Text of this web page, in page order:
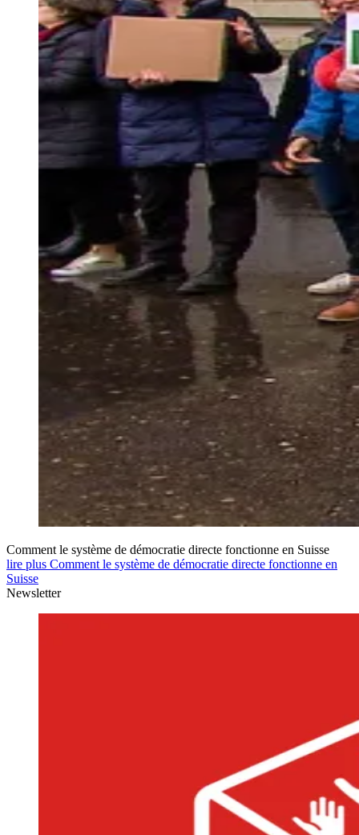
Comment le système de démocratie directe fonctionne en Suisse
lire plus Comment le système de démocratie directe fonctionne en
Suisse
Newsletter